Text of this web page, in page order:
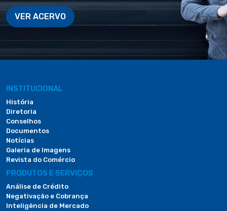
VER ACERVO
INSTITUCIONAL
História
Diretoria
Conselhos
Documentos
Notícias
Galeria de Imagens
Revista do Comércio
PRODUTOS E SERVIÇOS
Análise de Crédito
Negativação e Cobrança
Inteligência de Mercado